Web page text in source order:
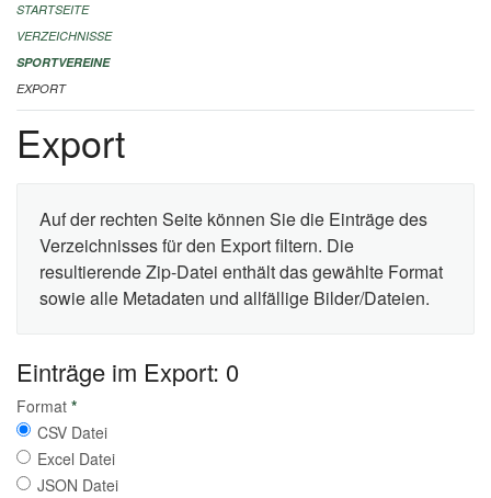
ALLGEMEINE INFORMATIONEN
FINANZIELLE UNTERSTÜTZUNG BENÖTIGT?
KONTAKT
STARTSEITE
VERZEICHNISSE
SPORTVEREINE
EXPORT
Export
Auf der rechten Seite können Sie die Einträge des
Verzeichnisses für den Export filtern. Die
resultierende Zip-Datei enthält das gewählte Format
sowie alle Metadaten und allfällige Bilder/Dateien.
Einträge im Export: 0
Format *
CSV Datei
Excel Datei
JSON Datei